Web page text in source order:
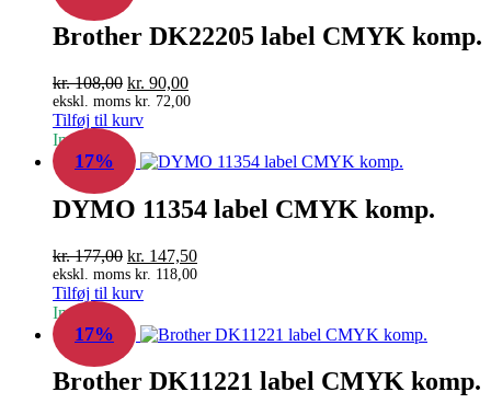
Brother DK22205 label CMYK komp.
kr.108,00 Den
oprindelige
pris
var:
kr. 108,00.
kr. 90,00Den
aktuelle
kr. 90,00.
ekskl. moms kr. 72,00
Tilføj til kurv
In Stock
17%
DYMO 11354 label CMYK komp.
kr.177,00 Den
oprindelige
pris
var:
kr. 177,00.
kr. 147,50Den
aktuelle
kr. 147,50.
ekskl. moms kr. 118,00
Tilføj til kurv
In Stock
17%
Brother DK11221 label CMYK komp.